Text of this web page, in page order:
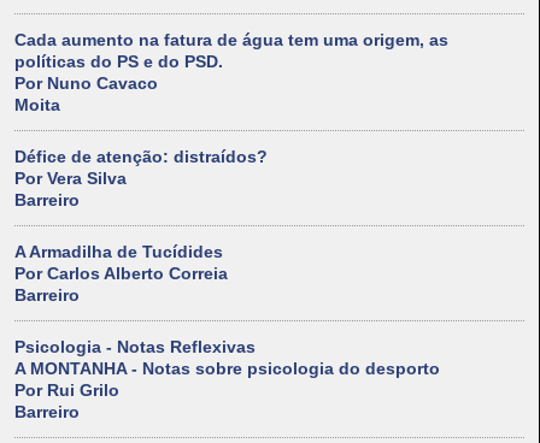
Cada aumento na fatura de água tem uma origem, as
políticas do PS e do PSD.
Por Nuno Cavaco
Moita
Défice de atenção: distraídos?
Por Vera Silva
Barreiro
A Armadilha de Tucídides
Por Carlos Alberto Correia
Barreiro
Psicologia - Notas Reflexivas
A MONTANHA - Notas sobre psicologia do desporto
Por Rui Grilo
Barreiro